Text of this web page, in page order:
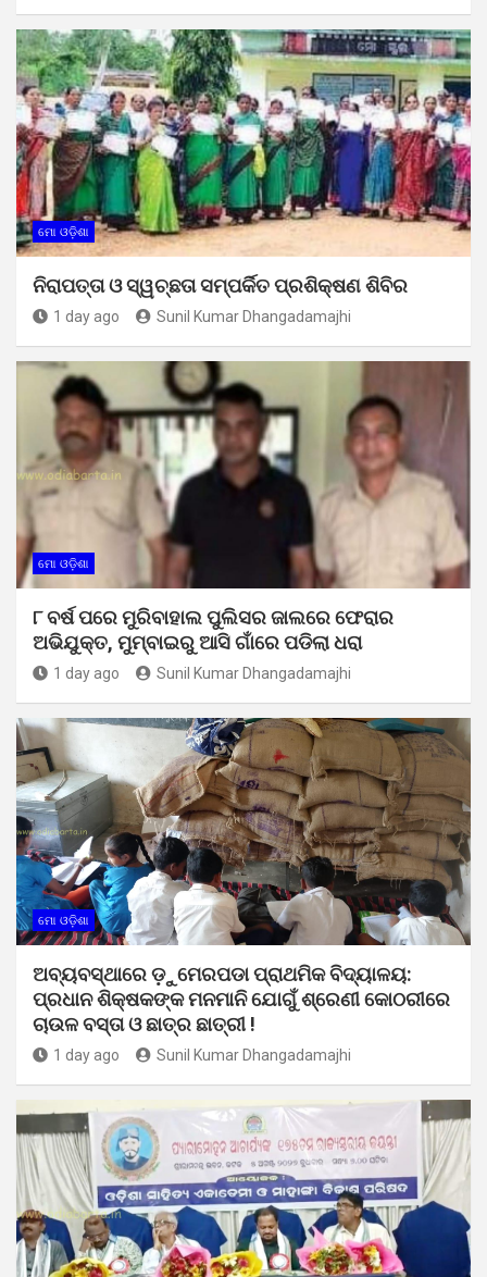
ମୋ ଓଡ଼ିଶା
ନିରାପତ୍ତା ଓ ସ୍ୱଚ୍ଛତା ସମ୍ପର୍କିତ ପ୍ରଶିକ୍ଷଣ ଶିବିର
1 day ago Sunil Kumar Dhangadamajhi
ମୋ ଓଡ଼ିଶା
୮ ବର୍ଷ ପରେ ମୁରିବାହାଲ ପୁଲିସର ଜାଲରେ ଫେରାର
ଅଭିଯୁକ୍ତ, ମୁମ୍ବାଇରୁ ଆସି ଗାଁରେ ପଡିଲା ଧରା
1 day ago Sunil Kumar Dhangadamajhi
ମୋ ଓଡ଼ିଶା
ଅବ୍ୟବସ୍ଥାରେ ଡ଼ୁମେରପଡା ପ୍ରାଥମିକ ବିଦ୍ୟାଳୟ:
ପ୍ରଧାନ ଶିକ୍ଷକଙ୍କ ମନମାନି ଯୋଗୁଁ ଶ୍ରେଣୀ କୋଠରୀରେ
ଚାଉଳ ବସ୍ତା ଓ ଛାତ୍ର ଛାତ୍ରୀ !
1 day ago Sunil Kumar Dhangadamajhi